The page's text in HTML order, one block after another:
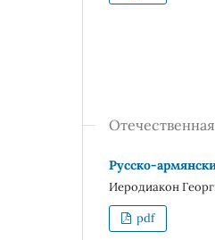
Русско-
Иеродиакон
pdf